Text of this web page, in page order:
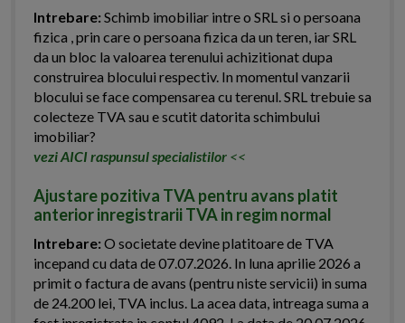
Intrebare:Schimb imobiliar intre o SRL si o persoana
fizica , prin care o persoana fizica da un teren, iar SRL
da un bloc la valoarea terenului achizitionat dupa
construirea blocului respectiv. In momentul vanzarii
blocului se face compensarea cu terenul. SRL trebuie sa
colecteze TVA sau e scutit datorita schimbului
imobiliar?
vezi AICI raspunsul specialistilor <<
Ajustare pozitiva TVA pentru avans platit
anterior inregistrarii TVA in regim normal
Intrebare:O societate devine platitoare de TVA
incepand cu data de 07.07.2026. In luna aprilie 2026 a
primit o factura de avans (pentru niste servicii) in suma
de 24.200 lei, TVA inclus. La acea data, intreaga suma a